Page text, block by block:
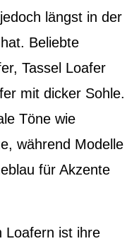
längst in der
Beliebte
Tassel Loafer
mit dicker Sohle.
Töne wie
während Modelle
für Akzente
Loafern ist ihre